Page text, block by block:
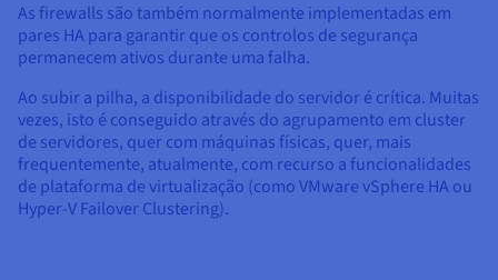
As firewalls são também normalmente implementadas em
pares HA para garantir que os controlos de segurança
permanecem ativos durante uma falha.
Ao subir a pilha, a disponibilidade do servidor é crítica. Muitas
vezes, isto é conseguido através do agrupamento em cluster
de servidores, quer com máquinas físicas, quer, mais
frequentemente, atualmente, com recurso a funcionalidades
de plataforma de virtualização (como VMware vSphere HA ou
Hyper-V Failover Clustering).